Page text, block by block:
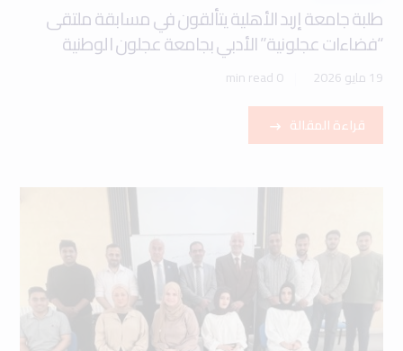
طلبة جامعة إربد الأهلية يتألقون في مسابقة ملتقى
“فضاءات عجلونية” الأدبي بجامعة عجلون الوطنية
19 مايو 2026 0 min read
قراءة المقالة